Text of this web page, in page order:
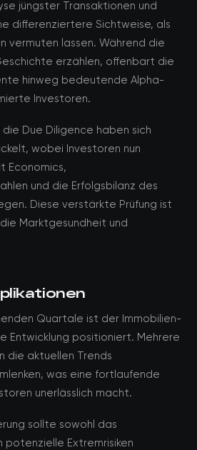
jüngster Transaktionen und
differenziertere Sichtweise, als
vermuten lassen. Während die
erzählen, offenbart die
hinweg bedeutende Alpha-
Investoren.
Due Diligence haben sich
wobei Investoren nun
Economics,
und die Erfolgsbilanz des
Diese verstärkte Prüfung ist
Marktgesundheit und
Quartale ist der Immobilien-
Entwicklung positioniert. Mehrere
die aktuellen Trends
was eine fortlaufende
unerlässlich macht.
sollte sowohl das
potenzielle Extremrisiken